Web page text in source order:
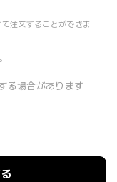
注文することができま
る場合があります